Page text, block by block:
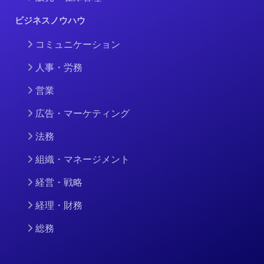
ビジネスノウハウ
コミュニケーション
人事・労務
営業
広告・マーケティング
法務
組織・マネージメント
経営・戦略
経理・財務
総務